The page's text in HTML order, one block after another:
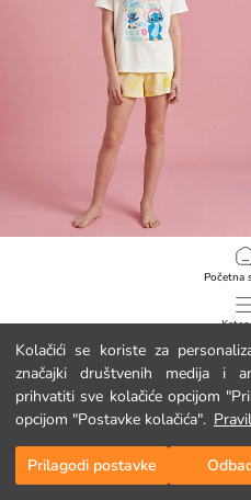
Kolačići se koriste za
značajki društvenih medija i
prihvatiti sve kolačiće opcijom
opcijom "Postavke kolačića".
Prilagodi postavke
Početna
Moja